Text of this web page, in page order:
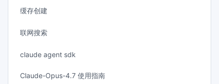
缓存创建
联网搜索
claude agent sdk
Claude-Opus-4.7 使用指南